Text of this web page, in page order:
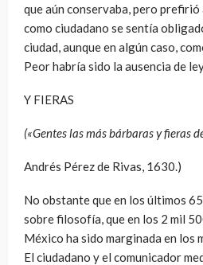
que aún conservaba, pero prefirió
como ciudadano se sentía
ciudad, aunque en algún caso,
Peor habría sido la ausencia de
Y FIERAS
(«Gentes las más bárbaras y fieras
Andrés Pérez de Rivas, 1630.)
No obstante que en los últimos
sobre filosofía, que en los 2 mil
México ha sido marginada en los
El ciudadano y el comunicador